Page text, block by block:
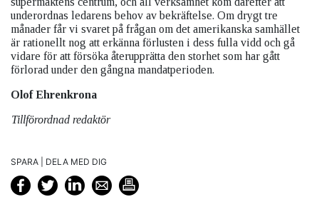
underordnas ledarens behov av bekräftelse. Om drygt tre
månader får vi svaret på frågan om det amerikanska samhället
är rationellt nog att erkänna förlusten i dess fulla vidd och gå
vidare för att försöka återupprätta den storhet som har gått
förlorad under den gångna mandatperioden.
Olof Ehrenkrona
Tillförordnad redaktör
SPARA | DELA MED DIG